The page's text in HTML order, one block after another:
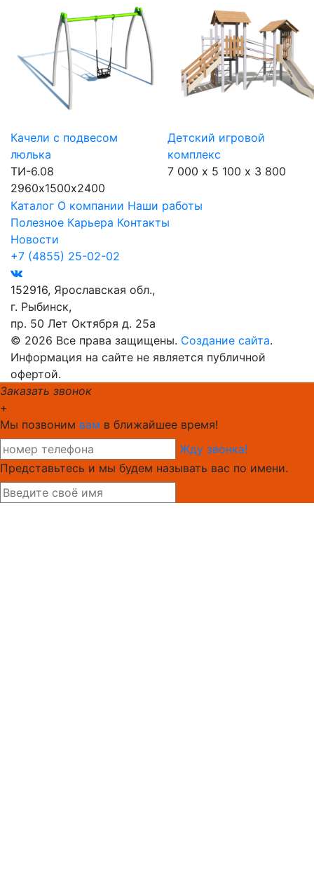
Качели с подвесом
люлька
ТИ-6.08
2960х1500х2400
Детский игровой
комплекс
7 000 х 5 100 х 3 800
Каталог О компании Наши работы
Полезное Карьера Контакты
Новости
+7 (4855) 25-02-02
152916, Ярославская обл.,
г. Рыбинск,
пр. 50 Лет Октября д. 25а
© 2026 Все права защищены. Создание сайта.
Информация на сайте не является публичной
офертой.
Заказать звонок
+
Мы позвоним вам в ближайшее время!
Жду звонка!
Представьтесь и мы будем называть вас по имени.